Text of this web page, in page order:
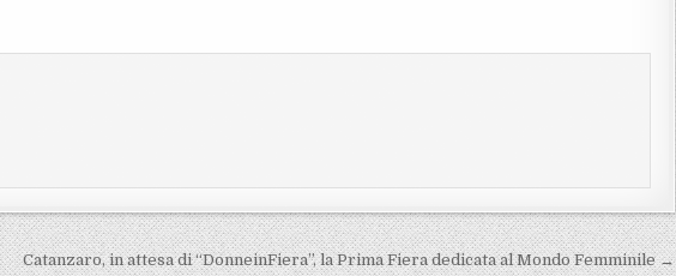
Catanzaro, in attesa di “DonneinFiera”, la Prima Fiera dedicata al Mondo Femminile →